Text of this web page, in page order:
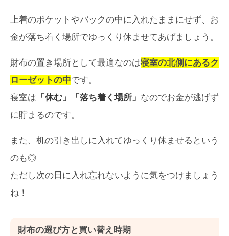
上着のポケットやバックの中に入れたままにせず、お
金が落ち着く場所でゆっくり休ませてあげましょう。
財布の置き場所として最適なのは寝室の北側にあるク
ローゼットの中です。
寝室は 「休む」「落ち着く場所」 なのでお金が逃げず
に貯まるのです。
また、机の引き出しに入れてゆっくり休ませるという
のも◎
ただし次の日に入れ忘れないように気をつけましょう
ね！
財布の選び方と買い替え時期